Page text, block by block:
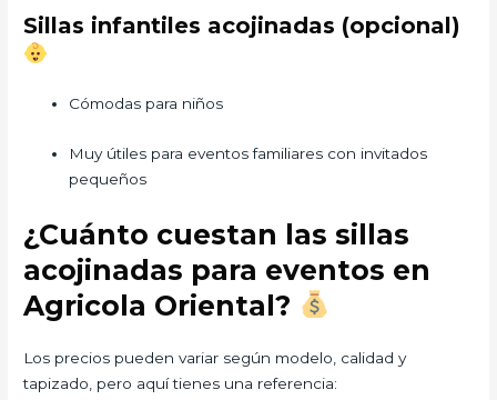
Sillas infantiles acojinadas (opcional)
Cómodas para niños
Muy útiles para eventos familiares con invitados
pequeños
¿Cuánto cuestan las sillas
acojinadas para eventos en
Agricola Oriental?
Los precios pueden variar según modelo, calidad y
tapizado, pero aquí tienes una referencia: